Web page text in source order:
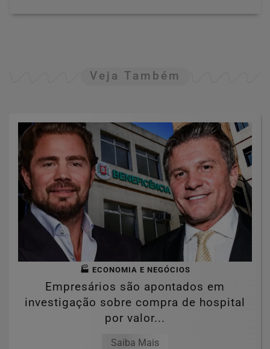
Veja Também
🏭 ECONOMIA E NEGÓCIOS
Empresários são apontados em
investigação sobre compra de hospital
por valor...
Saiba Mais